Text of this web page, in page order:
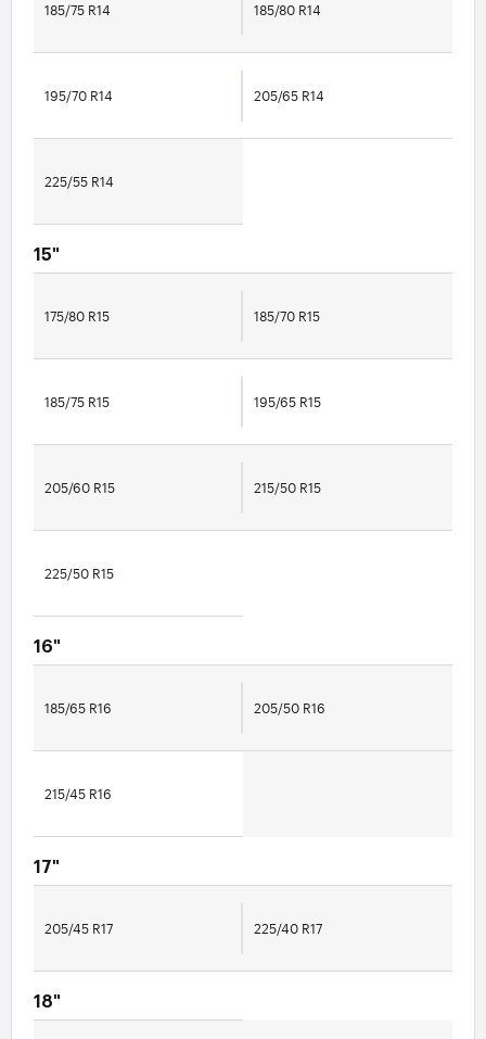
185/75 R14 185/80 R14
195/70 R14 205/65 R14
225/55 R14
15"
175/80 R15 185/70 R15
185/75 R15 195/65 R15
205/60 R15 215/50 R15
225/50 R15
16"
185/65 R16 205/50 R16
215/45 R16
17"
205/45 R17 225/40 R17
18"